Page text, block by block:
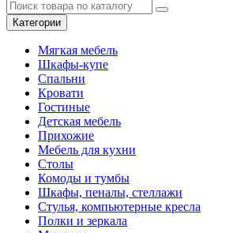
Категории
Мягкая мебель
Шкафы-купе
Спальни
Кровати
Гостиные
Детская мебель
Прихожие
Мебель для кухни
Столы
Комоды и тумбы
Шкафы, пеналы, стеллажи
Стулья, компьютерные кресла
Полки и зеркала